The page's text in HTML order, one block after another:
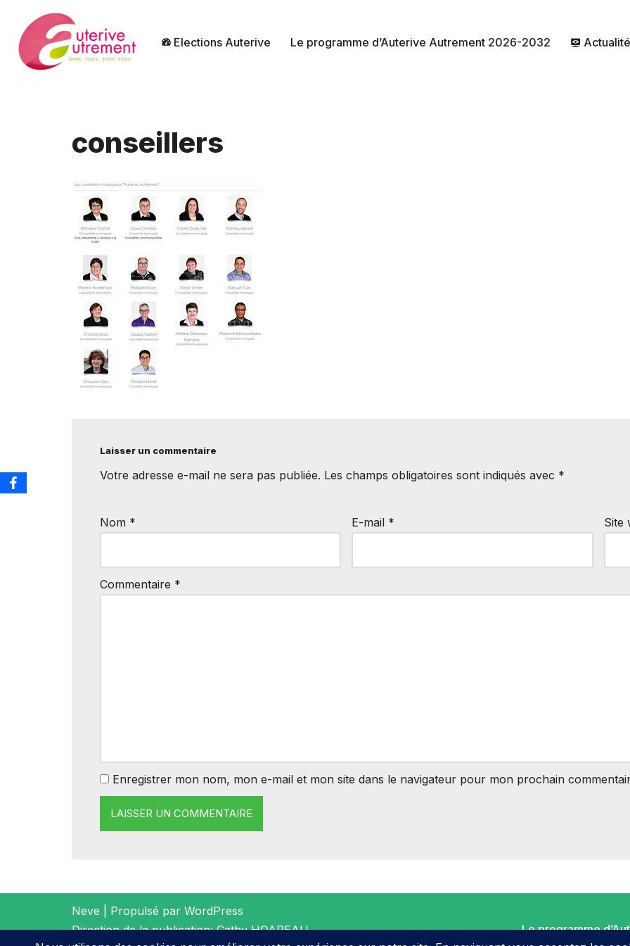
Aller
au
Elections Auterive Le programme d’Auterive Autrement 2026-2032
conseillers
Laisser un commentaire
Votre adresse e-mail ne sera pas publiée. Les champs obligatoires sont indiqués avec *
Nom * E-mail * Site
Commentaire *
Enregistrer mon nom, mon e-mail et mon site dans le navigateur pour mon prochain
Neve | Propulsé par WordPress
Direction de la publication: Cathy HOAREAU
Le programme